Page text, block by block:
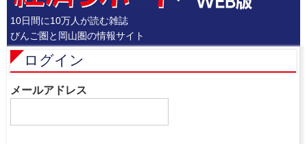
10日間に10万人が読む雑誌
びんご圏と岡山圏の情報サイト
ログイン
メールアドレス